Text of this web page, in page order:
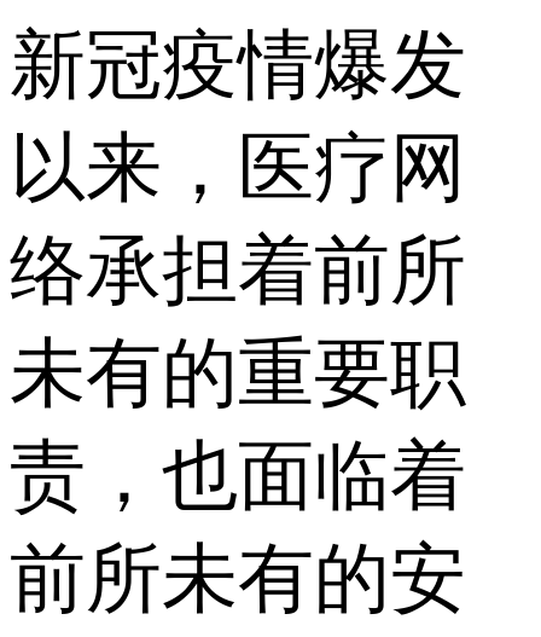
新冠疫情爆发
以来，医疗网
络承担着前所
未有的重要职
责，也面临着
前所未有的安